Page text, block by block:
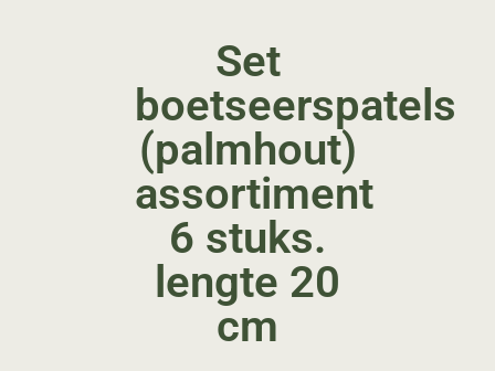
Set
boetseerspatels
(palmhout)
assortiment
6 stuks.
lengte 20
cm